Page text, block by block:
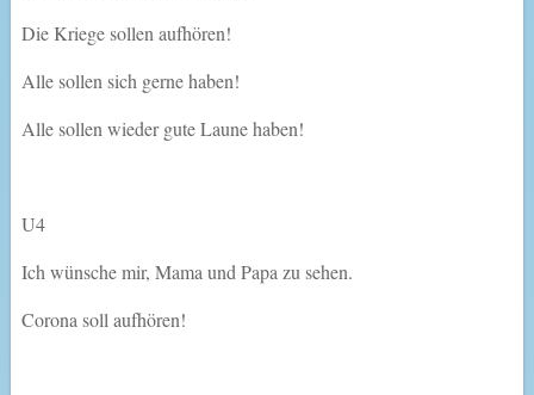
Die Kriege sollen aufhören!
Alle sollen sich gerne haben!
Alle sollen wieder gute Laune haben!
U4
Ich wünsche mir, Mama und Papa zu sehen.
Corona soll aufhören!